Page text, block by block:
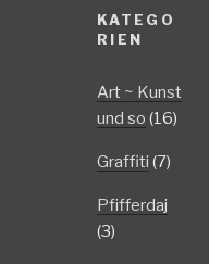
KATEGO
RIEN
Art ~ Kunst
und so (16)
Graffiti (7)
Pfifferdaj
(3)